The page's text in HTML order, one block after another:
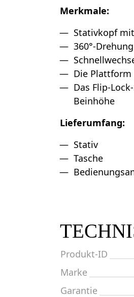
Merkmale:
Stativkopf
360°-
Die Plattform
Das Flip-
Beinhöhe
Lieferumfang:
Stativ
Tasche
Produkt-ID
Marke
Garantie